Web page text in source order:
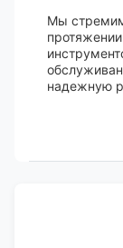
Мы
надежную